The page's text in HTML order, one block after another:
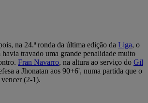
na 24.ª ronda da última edição da Liga, o
havia travado uma grande penalidade muito
Fran Navarro, na altura ao serviço do Gil
a Jhonatan aos 90+6', numa partida que o
(2-1).